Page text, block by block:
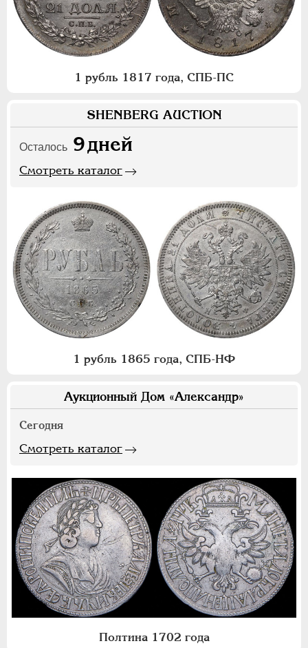
1 рубль 1817 года, СПБ-ПС
SHENBERG AUCTION
Осталось 9дней
Смотреть каталог
1 рубль 1865 года, СПБ-НФ
Аукционный Дом «Александр»
Сегодня
Смотреть каталог
Полтина 1702 года